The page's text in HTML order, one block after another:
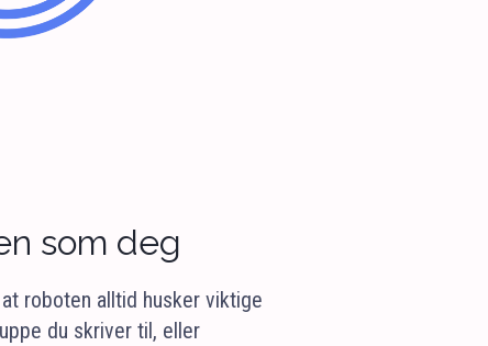
som deg
roboten alltid husker viktige
du skriver til, eller